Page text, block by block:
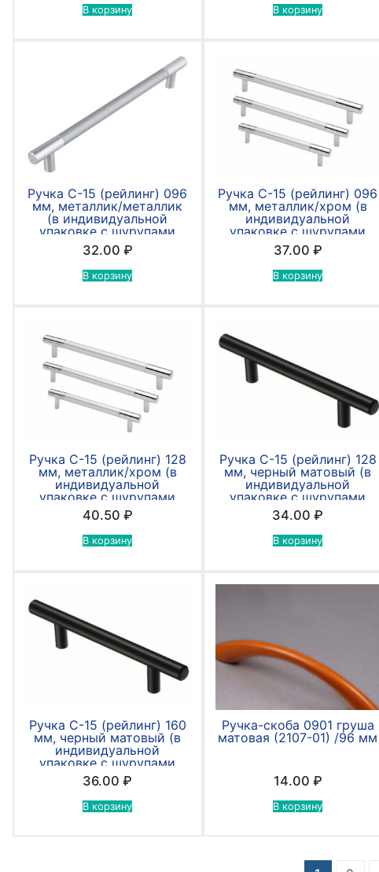
В корзину В корзину
Ручка С-15 (рейлинг) 096
мм, металлик/металлик
(в индивидуальной
упаковке с шурупами
4*30мм)
32.00 ₽
В корзину
Ручка С-15 (рейлинг) 096
мм, металлик/хром (в
индивидуальной
упаковке с шурупами
4*30мм)
37.00 ₽
В корзину
Ручка С-15 (рейлинг) 128
мм, металлик/хром (в
индивидуальной
упаковке с шурупами
4*30мм)
40.50 ₽
В корзину
Ручка С-15 (рейлинг) 128
мм, черный матовый (в
индивидуальной
упаковке с шурупами
4*30мм)
34.00₽
В корзину
Ручка С-15 (рейлинг) 160
мм, черный матовый (в
индивидуальной
упаковке с шурупами
4*30мм)
36.00₽
В корзину
Ручка-скоба 0901 груша
матовая (2107-01) /96 мм
14.00 ₽
В корзину